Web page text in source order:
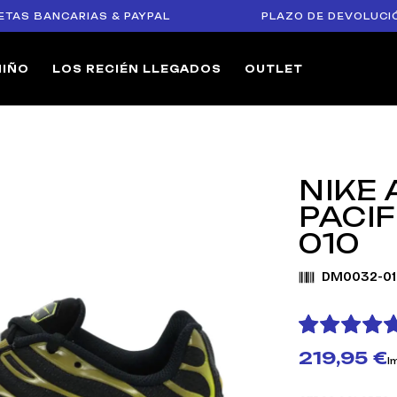
& PAYPAL PLAZO DE DEVOLUCIÓN DE
LOS RECIÉN LLEGADOS OUTLET
NIKE
010
DM0032-
219,95 €